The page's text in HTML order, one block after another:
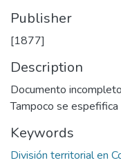
Publisher
[1877]
Description
Documento
Tampoco se espefifica
Keywords
División territorial en